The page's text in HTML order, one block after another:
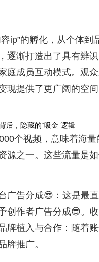
容ip”的孵化，从个体
逐渐打造出了具有辨
庭成员互动模式。观
现提供了更广阔的空间
后，隐藏的“吸金”逻辑
个视频，意味着海
源之一。这些流量是
广告分成😎：这是最
创作者广告分成😎。
牌植入与合作：随着
牌推广。